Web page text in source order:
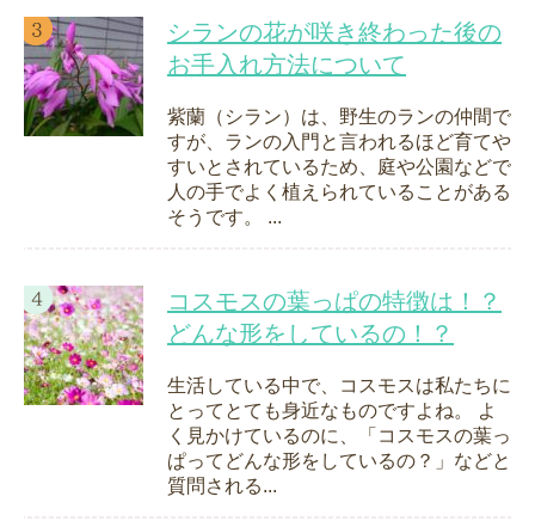
シランの花が咲き終わった後の
お手入れ方法について
紫蘭（シラン）は、野生のランの仲間で
すが、ランの入門と言われるほど育てや
すいとされているため、庭や公園などで
人の手でよく植えられていることがある
そうです。 ...
コスモスの葉っぱの特徴は！？
どんな形をしているの！？
生活している中で、コスモスは私たちに
とってとても身近なものですよね。 よ
く見かけているのに、「コスモスの葉っ
ぱってどんな形をしているの？」などと
質問される...